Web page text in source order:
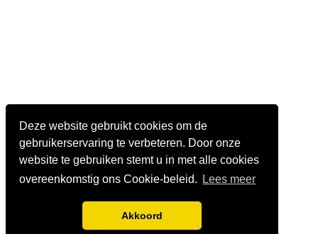
Deze website gebruikt cookies om de
gebruikerservaring te verbeteren. Door onze
website te gebruiken stemt u in met alle cookies
overeenkomstig ons Cookie-beleid.
Lees meer
Akkoord